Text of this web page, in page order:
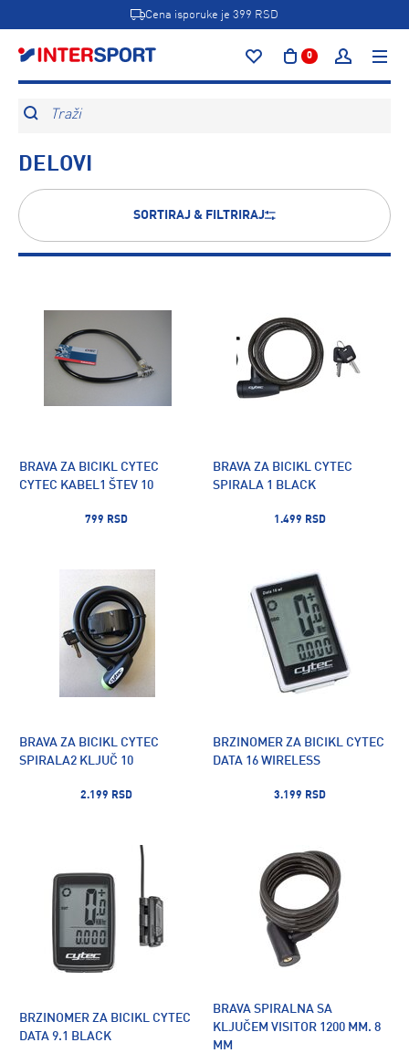
Cena isporuke je 399 RSD
0
Traži
DELOVI
SORTIRAJ & FILTRIRAJ
BRAVA ZA BICIKL CYTEC
CYTEC KABEL1 ŠTEV 10
799 RSD
BRAVA ZA BICIKL CYTEC
SPIRALA 1 BLACK
1.499 RSD
BRAVA ZA BICIKL CYTEC
SPIRALA2 KLJUČ 10
2.199 RSD
BRZINOMER ZA BICIKL CYTEC
DATA 16 WIRELESS
3.199 RSD
BRZINOMER ZA BICIKL CYTEC
DATA 9.1 BLACK
BRAVA SPIRALNA SA
KLJUČEM VISITOR 1200 MM. 8
MM